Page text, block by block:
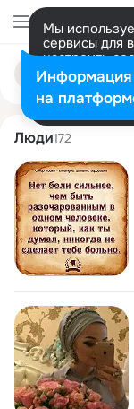
Мы
сервисы для
настроить
Разрешить
Поиск
людям
roza aminova
Люди172
Информация
на